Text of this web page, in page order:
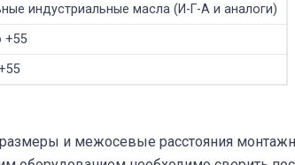
индустриальные масла (И-Г-А и аналоги)
+55
и межосевые расстояния